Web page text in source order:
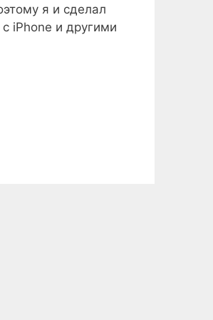
я и сделал
iPhone и другими